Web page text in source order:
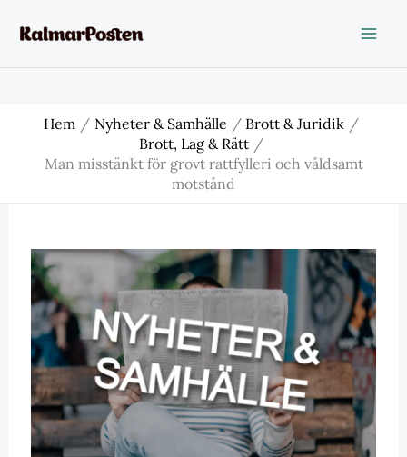
Hem Nyheter & Samhälle
Brott & Juridik
Brott, Lag & Rätt
Man misstänkt för grovt rattfylleri och våldsamt
motstånd